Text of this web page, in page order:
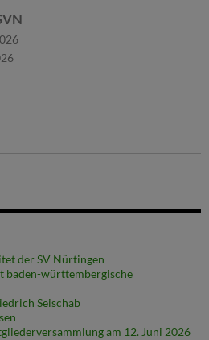
der SV Nürtingen
baden-württembergische
Seischab
am 12. Juni 2026